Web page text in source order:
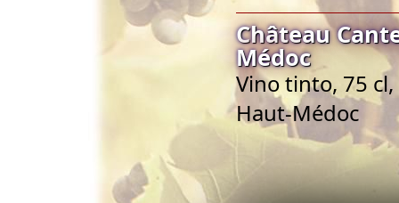
Château
Médoc
Vino tinto, 75
Haut-Médoc